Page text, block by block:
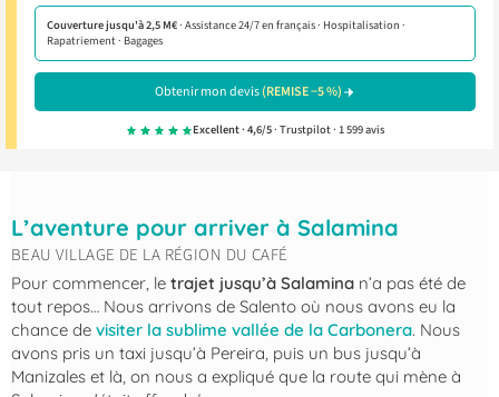
Couverture jusqu'à 2,5 M€· Assistance 24/7 en français · Hospitalisation ·
Rapatriement · Bagages
Obtenir mon devis(REMISE −5 %)
Excellent · 4,6/5· Trustpilot · 1 599 avis
L’aventure pour arriver à Salamina
BEAU VILLAGE DE LA RÉGION DU CAFÉ
Pour commencer, le trajet jusqu’à Salamina n’a pas été de
tout repos… Nous arrivons de Salento où nous avons eu la
chance de visiter la sublime vallée de la Carbonera. Nous
avons pris un taxi jusqu’à Pereira, puis un bus jusqu’à
Manizales et là, on nous a expliqué que la route qui mène à